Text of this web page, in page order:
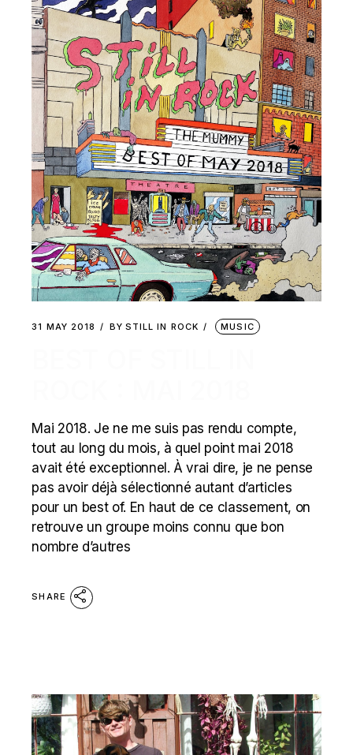
31 MAY 2018 BY STILL IN ROCK MUSIC
Mai 2018. Je ne me suis pas rendu compte,
tout au long du mois, à quel point mai 2018
avait été exceptionnel. À vrai dire, je ne pense
pas avoir déjà sélectionné autant d’articles
pour un best of. En haut de ce classement, on
retrouve un groupe moins connu que bon
nombre d’autres
SHARE